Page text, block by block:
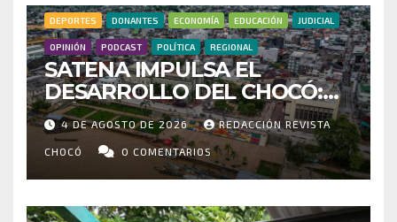
DEPORTES DONANTES ECONOMÍA EDUCACIÓN JUDICIAL
OPINIÓN PODCAST POLÍTICA REGIONAL
SATENA IMPULSA EL
DESARROLLO DEL CHOCÓ:
MÁS DE 35 MIL PASAJEROS
MOVILIZADOS Y NUEVAS
RUTAS FORTALECEN LA
CONECTIVIDAD
4 DE AGOSTO DE 2026 REDACCIÓN REVISTA
CHOCÓ 0 COMENTARIOS